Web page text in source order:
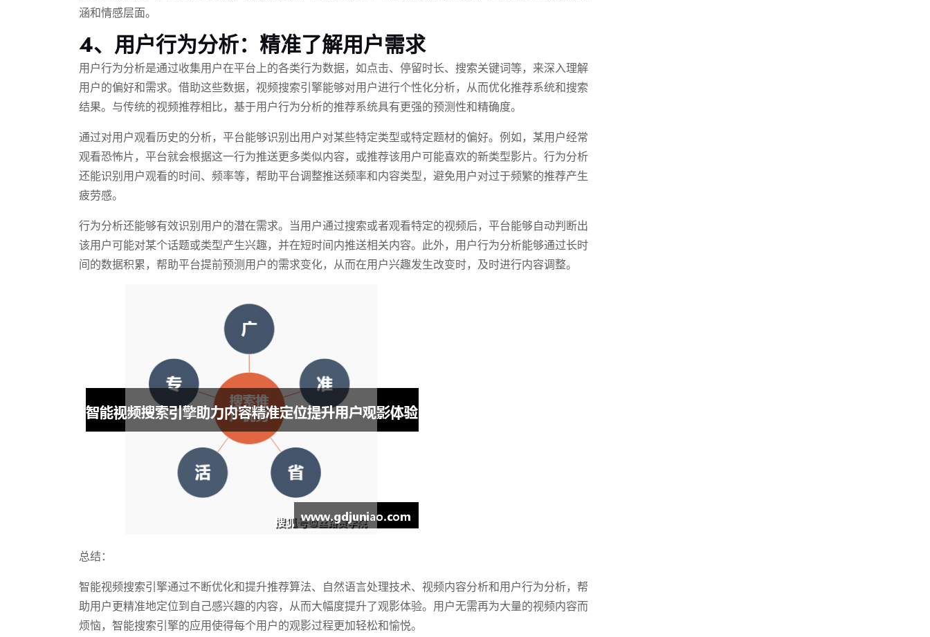
涵和情感层面。
4、用户行为分析：精准了解用户需求
用户行为分析是通过收集用户在平台上的各类行为数据，如点击、停留时长、搜索关键词等，来深入理解
用户的偏好和需求。借助这些数据，视频搜索引擎能够对用户进行个性化分析，从而优化推荐系统和搜索
结果。与传统的视频推荐相比，基于用户行为分析的推荐系统具有更强的预测性和精确度。
通过对用户观看历史的分析，平台能够识别出用户对某些特定类型或特定题材的偏好。例如，某用户经常
观看恐怖片，平台就会根据这一行为推送更多类似内容，或推荐该用户可能喜欢的新类型影片。行为分析
还能识别用户观看的时间、频率等，帮助平台调整推送频率和内容类型，避免用户对过于频繁的推荐产生
疲劳感。
行为分析还能够有效识别用户的潜在需求。当用户通过搜索或者观看特定的视频后，平台能够自动判断出
该用户可能对某个话题或类型产生兴趣，并在短时间内推送相关内容。此外，用户行为分析能够通过长时
间的数据积累，帮助平台提前预测用户的需求变化，从而在用户兴趣发生改变时，及时进行内容调整。
总结：
智能视频搜索引擎通过不断优化和提升推荐算法、自然语言处理技术、视频内容分析和用户行为分析，帮
助用户更精准地定位到自己感兴趣的内容，从而大幅度提升了观影体验。用户无需再为大量的视频内容而
烦恼，智能搜索引擎的应用使得每个用户的观影过程更加轻松和愉悦。